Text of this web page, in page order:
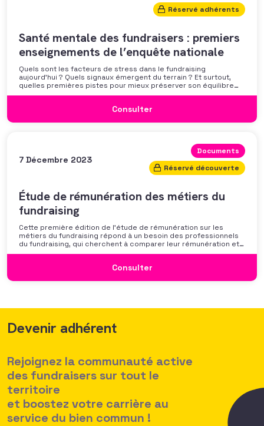
Réservé adhérents
Santé mentale des fundraisers : premiers
enseignements de l’enquête nationale
Quels sont les facteurs de stress dans le fundraising
aujourd’hui ? Quels signaux émergent du terrain ? Et surtout,
quelles premières pistes pour mieux préserver son équilibre
professionnel ? L’AFF vous propose un webinaire pour découvrir
discussion autour des mécanismes
Consulter
7 Décembre 2023
Documents
Réservé découverte
Étude de rémunération des métiers du
fundraising
Cette première édition de l’étude de rémunération sur les
métiers du fundraising répond à un besoin des professionnels
du fundraising, qui cherchent à comparer leur rémunération et à
se positionner. Elle répond également à une préoccupation
des politiques salariales comme un enjeu majeur,
Consulter
Devenir adhérent
Rejoignez la communauté active
des fundraisers sur tout le
territoire
et boostez votre carrière au
service du bien commun !